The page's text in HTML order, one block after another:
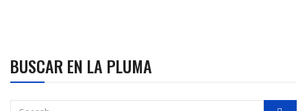
BUSCAR EN LA PLUMA